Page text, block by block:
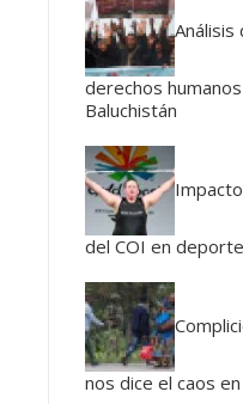
Análisis
derechos
Baluchistán
del COI en
nos dice el caos